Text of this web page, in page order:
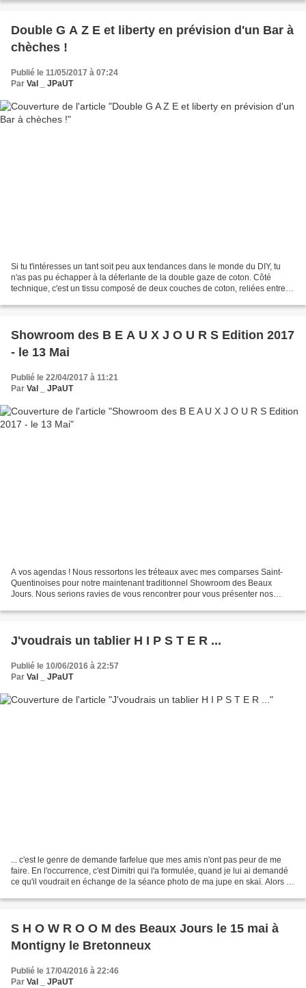
Double G A Z E et liberty en prévision d'un Bar à
chèches !
Publié le 11/05/2017 à 07:24
Par Val _ JPaUT
Si tu t'intéresses un tant soit peu aux tendances dans le monde du DIY, tu
n'as pas pu échapper à la déferlante de la double gaze de coton. Côté
technique, c'est un tissu composé de deux couches de coton, reliées entre
Showroom des B E A U X J O U R S Edition 2017
- le 13 Mai
Publié le 22/04/2017 à 11:21
Par Val _ JPaUT
A vos agendas ! Nous ressortons les tréteaux avec mes comparses Saint-
Quentinoises pour notre maintenant traditionnel Showroom des Beaux
Jours. Nous serions ravies de vous rencontrer pour vous présenter nos
J'voudrais un tablier H I P S T E R ...
Publié le 10/06/2016 à 22:57
Par Val _ JPaUT
... c'est le genre de demande farfelue que mes amis n'ont pas peur de me
faire. En l'occurrence, c'est Dimitri qui l'a formulée, quand je lui ai demandé
ce qu'il voudrait en échange de la séance photo de ma jupe en skaï. Alors ...
S H O W R O O M des Beaux Jours le 15 mai à
Montigny le Bretonneux
Publié le 17/04/2016 à 22:46
Par Val _ JPaUT